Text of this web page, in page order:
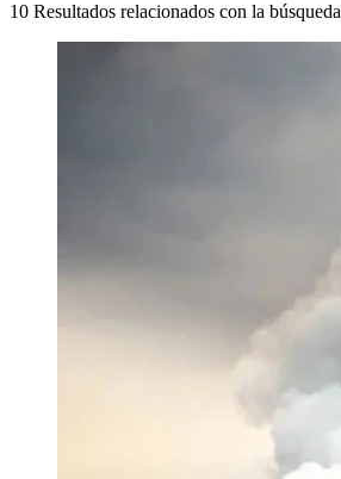
10 Resultados relacionados con la búsqueda